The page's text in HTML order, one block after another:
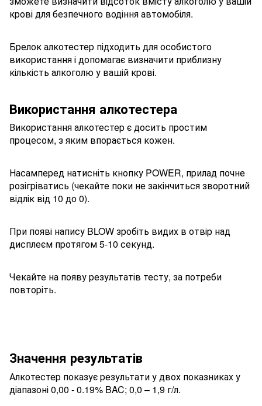
крові для безпечного водіння автомобіля.
Брелок алкотестер підходить для особистого
використання і допомагає визначити приблизну
кількість алкоголю у вашій крові.
Використання алкотестера
Використання алкотестер є досить простим
процесом, з яким впорається кожен.
Насамперед натисніть кнопку POWER, прилад почне
розігріватись (чекайте поки не закінчиться зворотний
відлік від 10 до 0).
При появі напису BLOW зробіть видих в отвір над
дисплеєм протягом 5-10 секунд.
Чекайте на появу результатів тесту, за потреби
повторіть.
Значення результатів
Алкотестер показує результати у двох показниках у
діапазоні 0,00 - 0.19% BAC; 0,0 – 1,9 г/л.